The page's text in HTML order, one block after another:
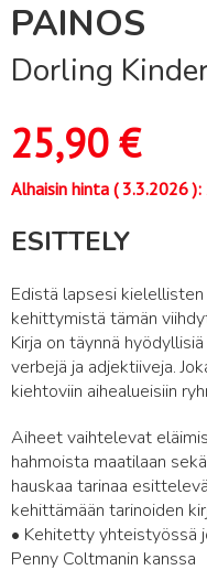
PAINOS
Dorling
25,90€
Alhaisin hinta (3.3.2026):
ESITTELY
Edistä lapsesi
kehittymistä tämän
Kirja on täynnä
verbejä ja adjektiiveja.
kiehtoviin aihealueisiin
Aiheet vaihtelevat
hahmoista maatilaan
hauskaa tarinaa
kehittämään tarinoiden
• Kehitetty yhteistyössä
Penny Coltmanin kanssa